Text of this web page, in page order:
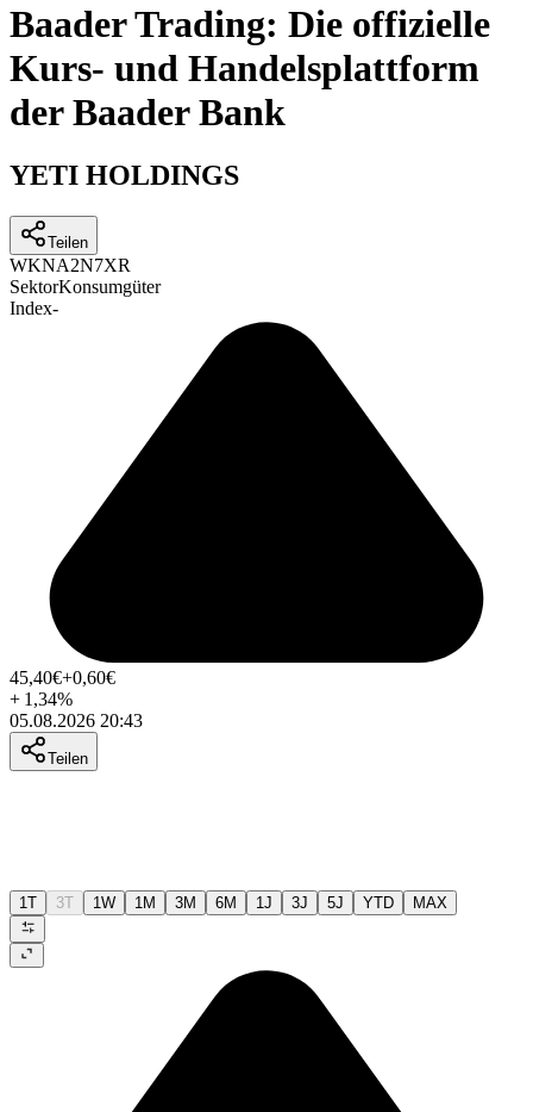
Baader Trading: Die offizielle
Kurs- und Handelsplattform
der Baader Bank
YETI HOLDINGS
Teilen
WKNA2N7XR
SektorKonsumgüter
Index-
45,40€+0,60€
+ 1,34%
05.08.2026 20:43
Teilen
1T 3T 1W 1M 3M 6M 1J 3J 5J YTD MAX